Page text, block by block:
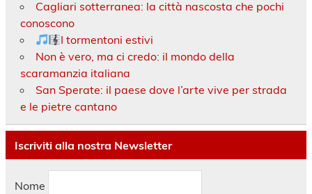
Cagliari sotterranea: la città nascosta che pochi
conoscono
I tormentoni estivi
Non è vero, ma ci credo: il mondo della
scaramanzia italiana
San Sperate: il paese dove l’arte vive per strada
e le pietre cantano
Iscriviti alla nostra Newsletter
Nome